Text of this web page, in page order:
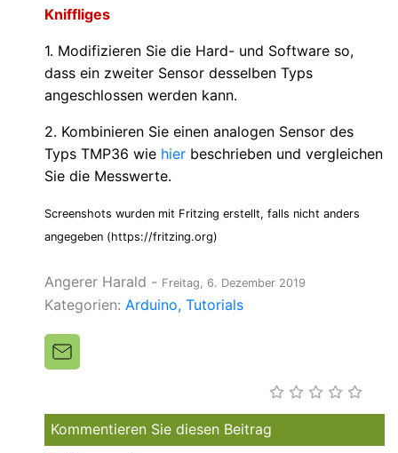
Kniffliges
1. Modifizieren Sie die Hard- und Software so,
dass ein zweiter Sensor desselben Typs
angeschlossen werden kann.
2. Kombinieren Sie einen analogen Sensor des
Typs TMP36 wie hier beschrieben und vergleichen
Sie die Messwerte.
Screenshots wurden mit Fritzing erstellt, falls nicht anders
angegeben (https://fritzing.org)
Angerer Harald - Freitag, 6. Dezember 2019
Kategorien: Arduino Tutorials
Kommentieren Sie diesen Beitrag